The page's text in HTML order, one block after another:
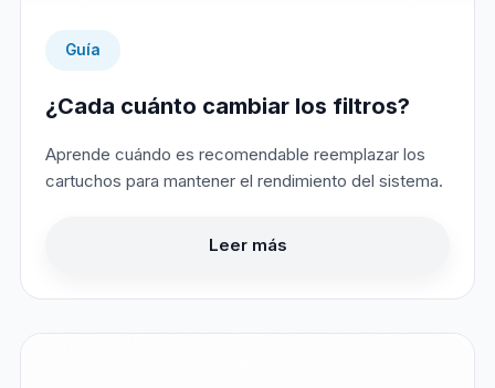
Guía
¿Cada cuánto cambiar los filtros?
Aprende cuándo es recomendable reemplazar los
cartuchos para mantener el rendimiento del sistema.
Leer más